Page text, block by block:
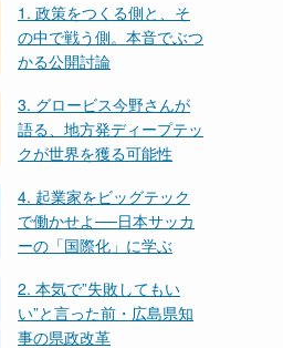
1. 政策をつくる側と、そ
の中で戦う側。本音でぶつ
かる公開討論
3. グロービス今野さんが
語る、地方発ディープテッ
クが世界を獲る可能性
4. 起業家をビッグテック
で働かせよ──日本サッカ
ーの「国際化」に学ぶ
2. 本気で”失敗してもい
い”と言った前・広島県知
事の県政改革